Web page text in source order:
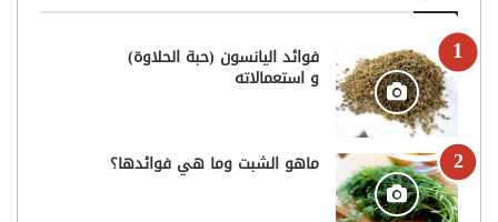
فوائد اليانسون (حبة الحلاوة)
و استعمالاته
ماهو الشبت وما هي فوائدها؟